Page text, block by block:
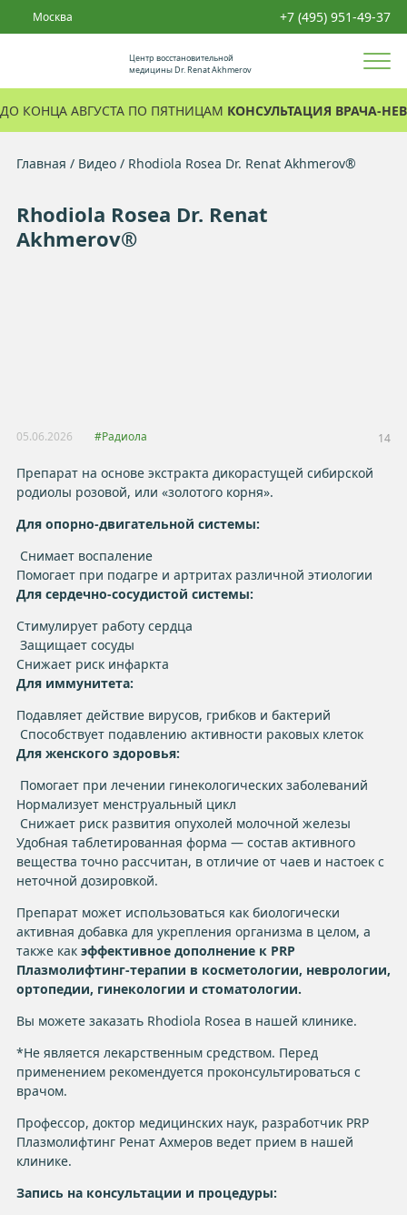
Москва +7 (495) 951-49-37
Центр восстановительной
медицины Dr. Renat Akhmerov
ДО КОНЦА АВГУСТА ПО ПЯТНИЦАМ КОНСУЛЬТАЦИЯ ВРАЧА-
Главная Видео Rhodiola Rosea Dr. Renat Akhmerov®
Rhodiola Rosea Dr. Renat
Akhmerov®
05.06.2026 #Радиола 14
Препарат на основе экстракта дикорастущей сибирской
родиолы розовой, или «золотого корня».
Для опорно-двигательной системы:
Снимает воспаление
Помогает при подагре и артритах различной этиологии
Для сердечно-сосудистой системы:
Стимулирует работу сердца
Защищает сосуды
Снижает риск инфаркта
Для иммунитета:
Подавляет действие вирусов, грибков и бактерий
Способствует подавлению активности раковых клеток
Для женского здоровья:
Помогает при лечении гинекологических заболеваний
Нормализует менструальный цикл
Снижает риск развития опухолей молочной железы
Удобная таблетированная форма — состав активного
вещества точно рассчитан, в отличие от чаев и настоек с
неточной дозировкой.
Препарат может использоваться как биологически
активная добавка для укрепления организма в целом, а
также как эффективное дополнение к PRP
Плазмолифтинг-терапии в косметологии, неврологии,
ортопедии, гинекологии и стоматологии.
Вы можете заказать Rhodiola Rosea в нашей клинике.
*Не является лекарственным средством. Перед
применением рекомендуется проконсультироваться с
врачом.
Профессор, доктор медицинских наук, разработчик PRP
Плазмолифтинг Ренат Ахмеров ведет прием в нашей
клинике.
Запись на консультации и процедуры: